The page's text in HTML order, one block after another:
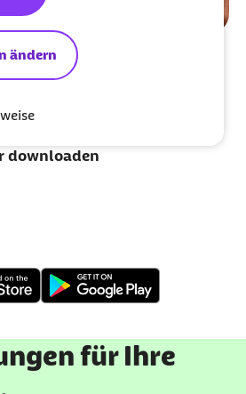
ändern
nutzen
downloaden
für Ihre